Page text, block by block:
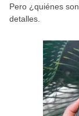
Pero ¿quiénes
detalles.